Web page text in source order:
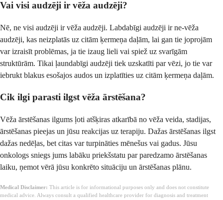
Vai visi audzēji ir vēža audzēji?
Nē, ne visi audzēji ir vēža audzēji. Labdabīgi audzēji ir ne-vēža
audzēji, kas neizplatās uz citām ķermeņa daļām, lai gan tie joprojām
var izraisīt problēmas, ja tie izaug lieli vai spiež uz svarīgām
struktūrām. Tikai ļaundabīgi audzēji tiek uzskatīti par vēzi, jo tie var
iebrukt blakus esošajos audos un izplatīties uz citām ķermeņa daļām.
Cik ilgi parasti ilgst vēža ārstēšana?
Vēža ārstēšanas ilgums ļoti atšķiras atkarībā no vēža veida, stadijas,
ārstēšanas pieejas un jūsu reakcijas uz terapiju. Dažas ārstēšanas ilgst
dažas nedēļas, bet citas var turpināties mēnešus vai gadus. Jūsu
onkologs sniegs jums labāku priekšstatu par paredzamo ārstēšanas
laiku, ņemot vērā jūsu konkrēto situāciju un ārstēšanas plānu.
Medical Disclaimer: This article is for informational purposes only and does not constitute
medical advice. Always consult a qualified healthcare provider for diagnosis and treatment